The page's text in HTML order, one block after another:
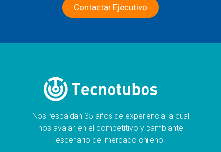
Contactar Ejecutivo
Nos respaldan 35 años de experiencia la cual
nos avalan en el competitivo y cambiante
escenario del mercado chileno.